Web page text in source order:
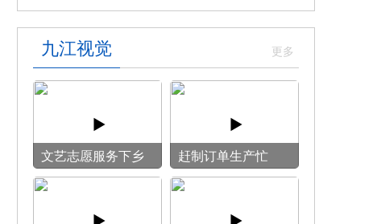
勇出席
九江视觉
文艺志愿服务下乡
用镜头记录乡村笑
赶制订单生产忙